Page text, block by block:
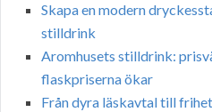
Skapa en modern
stilldrink
Aromhusets stilldrink:
flaskpriserna ökar
Från dyra läskavtal till